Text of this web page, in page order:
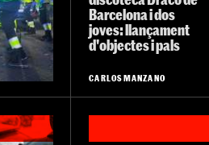
Barcelona i dos
joves: llançament
d'objectes i pals
CARLOS MANZANO